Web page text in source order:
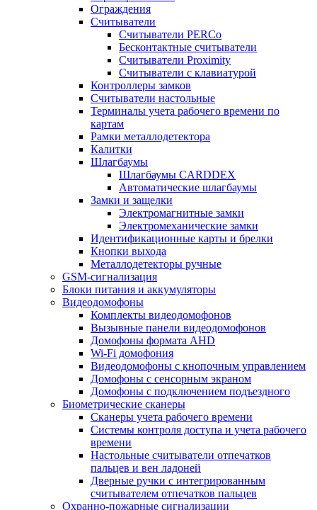
Ограждения
Считыватели
Считыватели PERCo
Бесконтактные считыватели
Считыватели Proximity
Считыватели с клавиатурой
Контроллеры замков
Считыватели настольные
Терминалы учета рабочего времени по
картам
Рамки металлодетектора
Калитки
Шлагбаумы
Шлагбаумы CARDDEX
Автоматические шлагбаумы
Замки и защелки
Электромагнитные замки
Электромеханические замки
Идентификационные карты и брелки
Кнопки выхода
Металлодетекторы ручные
GSM-сигнализация
Блоки питания и аккумуляторы
Видеодомофоны
Комплекты видеодомофонов
Вызывные панели видеодомофонов
Домофоны формата AHD
Wi-Fi домофония
Видеодомофоны с кнопочным управлением
Домофоны с сенсорным экраном
Домофоны с подключением подъездного
Биометрические сканеры
Сканеры учета рабочего времени
Системы контроля доступа и учета рабочего
времени
Настольные считыватели отпечатков
пальцев и вен ладоней
Дверные ручки с интегрированным
считывателем отпечатков пальцев
Охранно-пожарные сигнализации